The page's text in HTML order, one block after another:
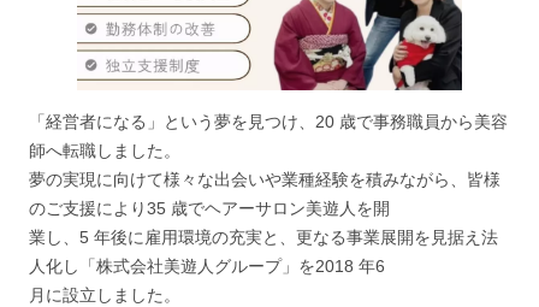
「経営者になる」という夢を見つけ、20 歳で事務職員から美容
師へ転職しました。
夢の実現に向けて様々な出会いや業種経験を積みながら、皆様
のご支援により35 歳でヘアーサロン美遊人を開
業し、5 年後に雇用環境の充実と、更なる事業展開を見据え法
人化し「株式会社美遊人グループ」を2018 年6
月に設立しました。